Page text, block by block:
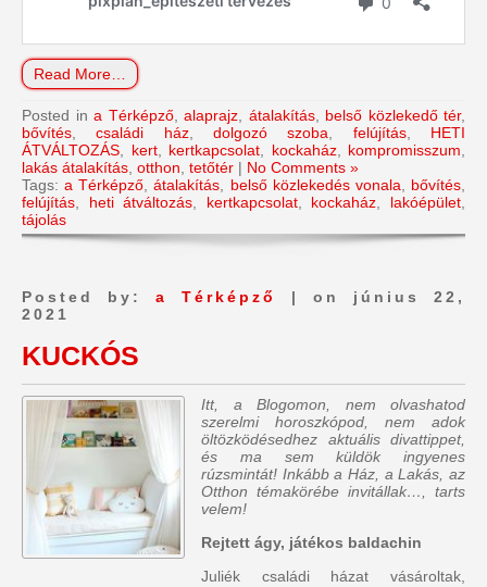
Read More…
Posted in a Térképző, alaprajz átalakítás, belső közlekedő tér,
bővítés ,családi ház,dolgozó szoba felújítás, HETI
ÁTVÁLTOZÁS
kert, kertkapcsolat kockaház, kompromisszum
lakás átalakítás otthon tetőtér | No Comments »
Tags:a Térképző ,átalakítás belső közlekedés vonala bővítés
felújítás
heti átváltozás kertkapcsolat, kockaház lakóépület
tájolás
Posted by:a Térképző
| on június 22,
2021
KUCKÓS
Itt, a Blogomon, nem olvashatod
szerelmi horoszkópod, nem adok
öltözködésedhez aktuális divattippet,
és ma sem küldök ingyenes
rúzsmintát! Inkább a Ház, a Lakás, az
Otthon témakörébe invitállak…, tarts
velem!
Rejtett ágy, játékos baldachin
Juliék családi házat vásároltak,